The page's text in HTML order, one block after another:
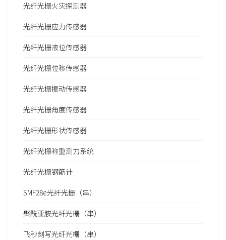
光纤光栅火灾探测器
光纤光栅应力传感器
光纤光栅液位传感器
光纤光栅位移传感器
光纤光栅振动传感器
光纤光栅角度传感器
光纤光栅形状传感器
光纤光栅称重测力系统
光纤光栅钢筋计
SMF28e光纤光栅（串）
聚酰亚胺光纤光栅（串）
飞秒刻写光纤光栅（串）